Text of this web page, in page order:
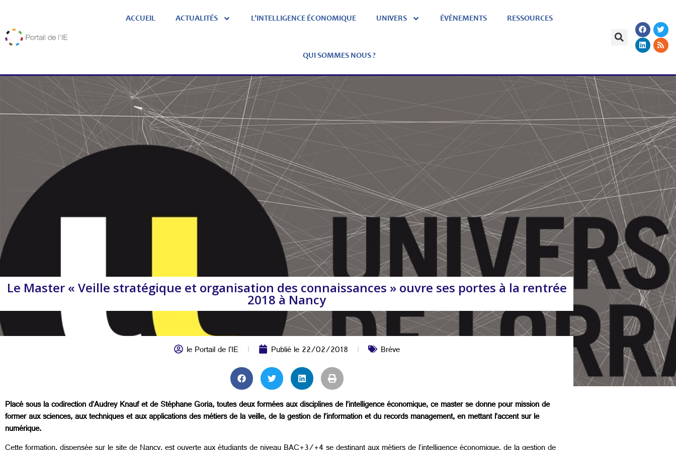
ACCUEIL ACTUALITÉS L’INTELLIGENCE ÉCONOMIQUE UNIVERS ÉVÈNEMENTS RESSOURCES
QUI SOMMES NOUS ?
Le Master « Veille stratégique et organisation des connaissances » ouvre ses portes à la rentrée
2018 à Nancy
le Portail de l'IE Publié le22/02/2018 Brève
Placé sous la codirection d’Audrey Knauf et de Stéphane Goria, toutes deux formées aux disciplines de l’intelligence économique, ce master se donne pour mission de
former aux sciences, aux techniques et aux applications des métiers de la veille, de la gestion de l’information et du records management, en mettant l’accent sur le
numérique.